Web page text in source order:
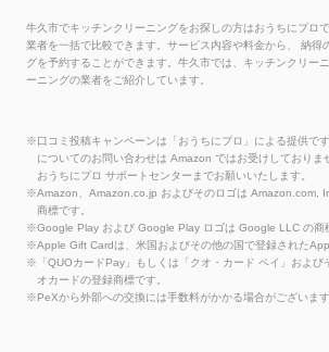
牛久市でキッチンクリーニングをお探しの方はおうちにプロ
業者を一括で比較できます。サービス内容や料金から、 納得
グを予約することができます。牛久市では、キッチンクリー
ーニングの業者をご紹介しています。
※口コミ投稿キャンペーンは「おうちにプロ」による提供で
についてのお問い合わせは Amazon ではお受けしておりま
おうちにプロ サポートセンターまでお願いいたします。
※Amazon、Amazon.co.jp およびそのロゴは Amazon.com,
商標です。
※Google Play および Google Play ロゴは Google LLC の商
※Apple Gift Cardは、米国およびその他の国で登録された
※「QUOカードPay」もしくは「クオ・カード ペイ」および
オカードの登録商標です。
※PeXから外部への交換には手数料がかかる場合がございます